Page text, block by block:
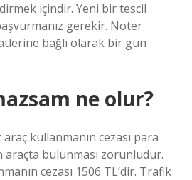
içindir. Yeni bir tescil
gerekir. Noter
bağlı olarak bir gün
ne olur?
kullanmanın cezası para
araçta bulunması zorunludur.
cezası 1506 TL’dir. Trafik